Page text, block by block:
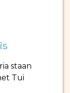
staan
Tui